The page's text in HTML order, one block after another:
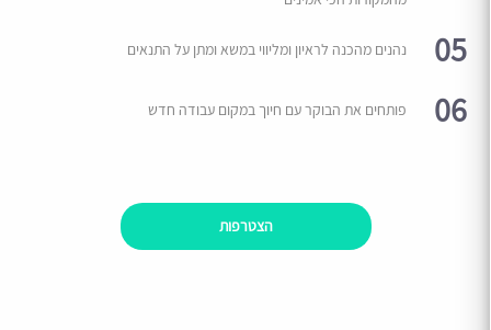
05 נהנים מהכנה לראיון ומליווי במשא ומתן על התנאים
06 פותחים את הבוקר עם חיוך במקום עבודה חדש
הצטרפות